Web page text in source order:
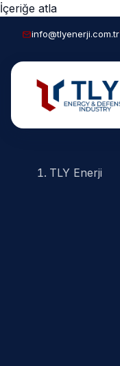
İçeriğe atla
info@tlyenerji.com.tr
TLY Enerji